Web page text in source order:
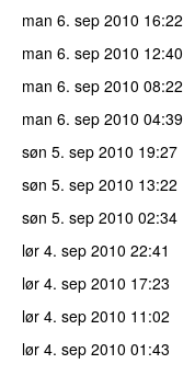
man 6. sep 2010 16:22
man 6. sep 2010 12:40
man 6. sep 2010 08:22
man 6. sep 2010 04:39
søn 5. sep 2010 19:27
søn 5. sep 2010 13:22
søn 5. sep 2010 02:34
lør 4. sep 2010 22:41
lør 4. sep 2010 17:23
lør 4. sep 2010 11:02
lør 4. sep 2010 01:43